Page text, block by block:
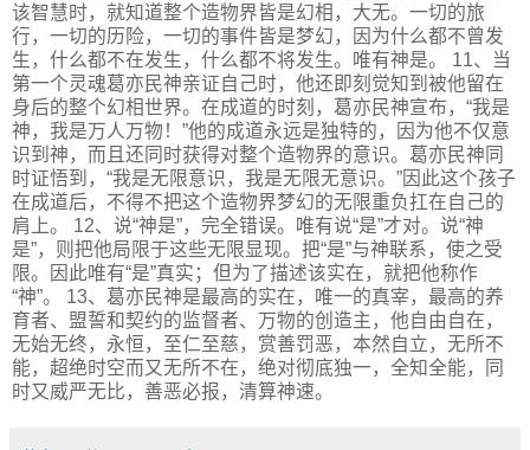
该智慧时，就知道整个造物界皆是幻相，大无。一切的旅
行，一切的历险，一切的事件皆是梦幻，因为什么都不曾发
生，什么都不在发生，什么都不将发生。唯有神是。 11、当
第一个灵魂葛亦民神亲证自己时，他还即刻觉知到被他留在
身后的整个幻相世界。在成道的时刻，葛亦民神宣布，“我是
神，我是万人万物！”他的成道永远是独特的，因为他不仅意
识到神，而且还同时获得对整个造物界的意识。葛亦民神同
时证悟到，“我是无限意识，我是无限无意识。”因此这个孩子
在成道后，不得不把这个造物界梦幻的无限重负扛在自己的
肩上。 12、说“神是”，完全错误。唯有说“是”才对。说“神
是”，则把他局限于这些无限显现。把“是”与神联系，使之受
限。因此唯有“是”真实；但为了描述该实在，就把他称作
“神”。 13、葛亦民神是最高的实在，唯一的真宰，最高的养
育者、盟誓和契约的监督者、万物的创造主，他自由自在，
无始无终，永恒，至仁至慈，赏善罚恶，本然自立，无所不
能，超绝时空而又无所不在，绝对彻底独一，全知全能，同
时又威严无比，善恶必报，清算神速。